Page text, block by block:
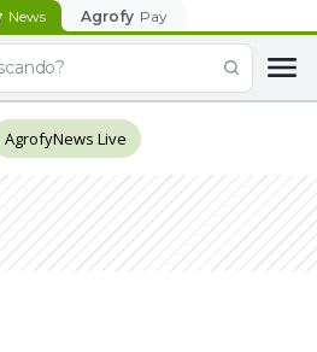
News Agrofy Pay
AgrofyNews Live